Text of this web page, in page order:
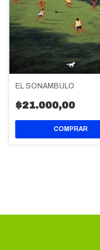
EL SONÁMBULO
$21.000,00